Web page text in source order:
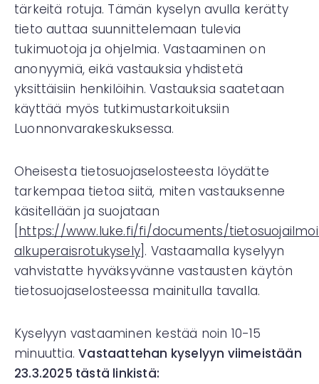
tärkeitä rotuja. Tämän kyselyn avulla kerätty
tieto auttaa suunnittelemaan tulevia
tukimuotoja ja ohjelmia. Vastaaminen on
anonyymiä, eikä vastauksia yhdistetä
yksittäisiin henkilöihin. Vastauksia saatetaan
käyttää myös tutkimustarkoituksiin
Luonnonvarakeskuksessa.
Oheisesta tietosuojaselosteesta löydätte
tarkempaa tietoa siitä, miten vastauksenne
käsitellään ja suojataan
https://www.luke.fi/fi/documents/
alkuperaisrotukysely ]. Vastaamalla kyselyyn
vahvistatte hyväksyvänne vastausten käytön
tietosuojaselosteessa mainitulla tavalla.
Kyselyyn vastaaminen kestää noin 10-15
minuuttia.Vastaattehan kyselyyn viimeistään
23.3.2025 tästä linkistä: